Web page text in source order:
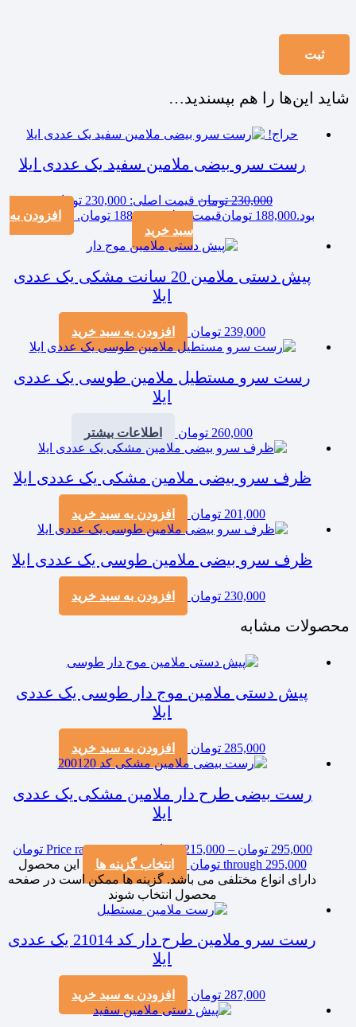
شاید این‌ها را هم بپسندید…
حراج!
رست سرو بیضی ملامین سفید یک عددی ایلا
230,000 تومان
قیمت اصلی: 230,000 تومان
بود.188,000 تومانقیمت فعلی: 188,000 تومان.
افزودن به
سبد خرید
پیش دستی ملامین 20 سانت مشکی یک عددی
ایلا
239,000 تومان افزودن به سبد خرید
رست سرو مستطیل ملامین طوسی یک عددی
ایلا
260,000 تومان اطلاعات بیشتر
ظرف سرو بیضی ملامین مشکی یک عددی ایلا
201,000 تومان افزودن به سبد خرید
ظرف سرو بیضی ملامین طوسی یک عددی ایلا
230,000 تومان افزودن به سبد خرید
محصولات مشابه
پیش دستی ملامین موج دار طوسی یک عددی
ایلا
285,000 تومان افزودن به سبد خرید
رست بیضی طرح دار ملامین مشکی یک عددی
ایلا
295,000 تومان –
215,000 تومان
Price range: 215,000 تومان
through 295,000 تومان
انتخاب گزینه ها
این محصول
دارای انواع مختلفی می باشد. گزینه ها ممکن است در صفحه
محصول انتخاب شوند
رست سرو ملامین طرح دار کد 21014 یک عددی
ایلا
287,000 تومان افزودن به سبد خرید